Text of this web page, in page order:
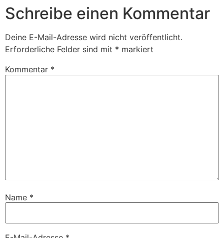
Schreibe einen Kommentar
Deine E-Mail-Adresse wird nicht veröffentlicht.
Erforderliche Felder sind mit * markiert
Kommentar *
Name *